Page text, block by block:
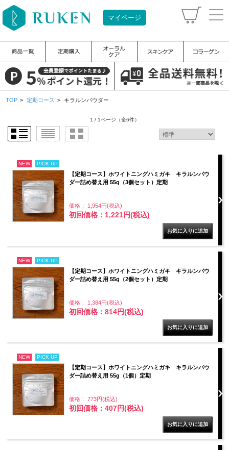
マイページ
TOP > 定期コース > キラルンパウダー
1 / 1ページ （全6件）
NEW PICK UP
【定期コース】ホワイトニングハミガキ キラルンパウ
ダー詰め替え用 55g（3個セット）定期
価格： 1,954円(税込)
初回価格：1,221円(税込)
NEW PICK UP
【定期コース】ホワイトニングハミガキ キラルンパウ
ダー詰め替え用 55g（2個セット）定期
価格： 1,384円(税込)
初回価格：814円(税込)
NEW PICK UP
【定期コース】ホワイトニングハミガキ キラルンパウ
ダー詰め替え用 55g（1個）定期
価格： 773円(税込)
初回価格：407円(税込)